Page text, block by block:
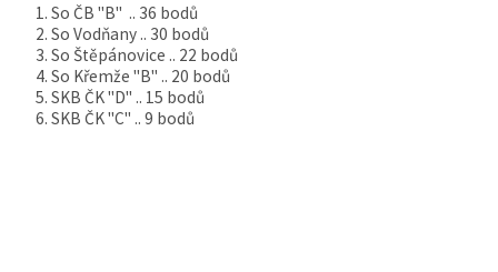
1. So ČB "B" .. 36 bodů
2. So Vodňany .. 30 bodů
3. So Štěpánovice .. 22 bodů
4. So Křemže "B" .. 20 bodů
5. SKB ČK "D" .. 15 bodů
6. SKB ČK "C" .. 9 bodů